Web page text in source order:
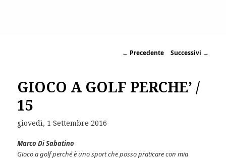
← Precedente Successivi →
GIOCO A GOLF PERCHE’ /
15
giovedì, 1 Settembre 2016
Marco Di Sabatino
Gioco a golf perché è uno sport che posso praticare con mia